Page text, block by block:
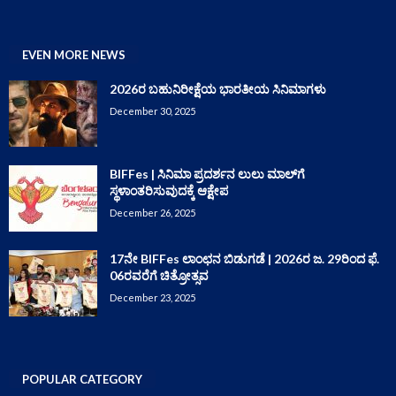
EVEN MORE NEWS
2026ರ ಬಹುನಿರೀಕ್ಷೆಯ ಭಾರತೀಯ ಸಿನಿಮಾಗಳು
December 30, 2025
BIFFes | ಸಿನಿಮಾ ಪ್ರದರ್ಶನ ಲುಲು ಮಾಲ್‌ಗೆ
ಸ್ಥಳಾಂತರಿಸುವುದಕ್ಕೆ ಆಕ್ಷೇಪ
December 26, 2025
17ನೇ BIFFes ಲಾಂಛನ ಬಿಡುಗಡೆ | 2026ರ ಜ. 29ರಿಂದ ಫೆ.
06ರವರೆಗೆ ಚಿತ್ರೋತ್ಸವ
December 23, 2025
POPULAR CATEGORY